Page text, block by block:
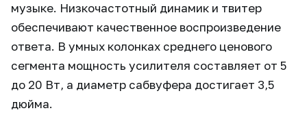
музыке. Низкочастотный динамик и твитер
обеспечивают качественное воспроизведение
ответа. В умных колонках среднего ценового
сегмента мощность усилителя составляет от 5
до 20 Вт, а диаметр сабвуфера достигает 3,5
дюйма.